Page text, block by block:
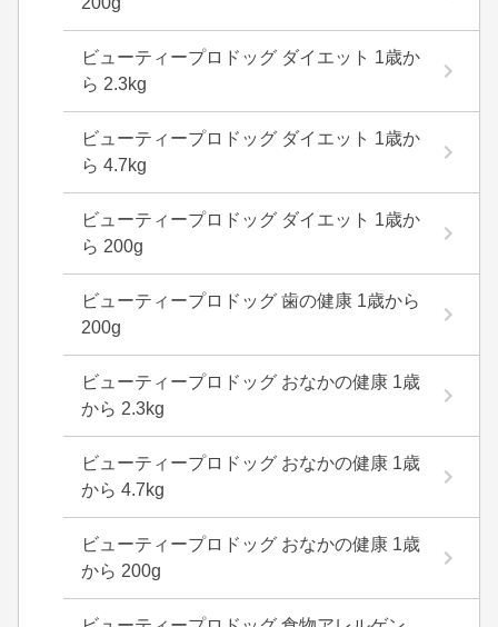
ビューティープロドッグ ダイエット 1歳か
ら 2.3kg
ビューティープロドッグ ダイエット 1歳か
ら 4.7kg
ビューティープロドッグ ダイエット 1歳か
ら 200g
ビューティープロドッグ 歯の健康 1歳から
200g
ビューティープロドッグ おなかの健康 1歳
から 2.3kg
ビューティープロドッグ おなかの健康 1歳
から 4.7kg
ビューティープロドッグ おなかの健康 1歳
から 200g